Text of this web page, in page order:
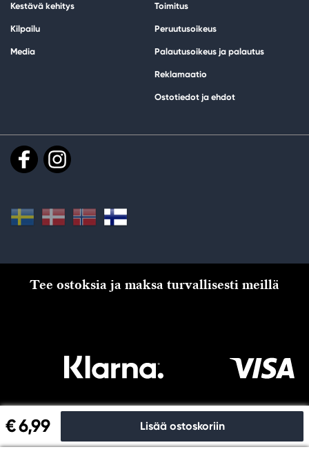
€ 6,99 Lisää ostoskoriin
Kestävä kehitys
Kilpailu
Media
Toimitus
Peruutusoikeus
Palautusoikeus ja palautus
Reklamaatio
Ostotiedot ja ehdot
Tee ostoksia ja maksa turvallisesti meillä